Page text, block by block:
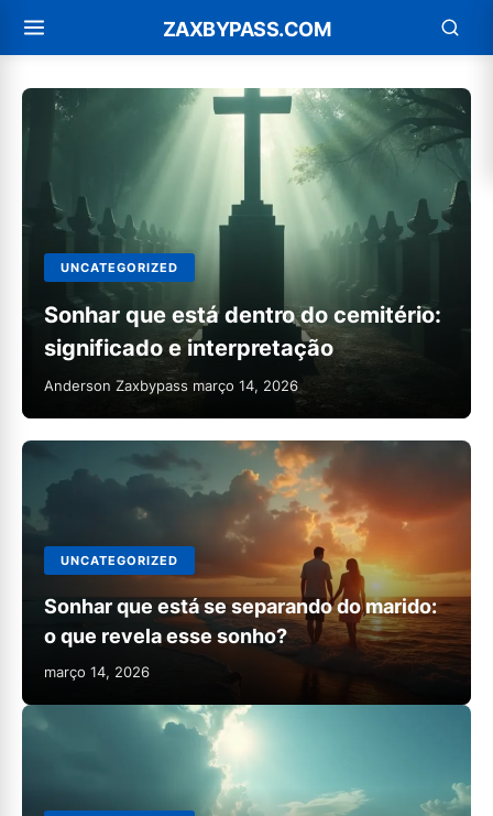
ZAXBYPASS.COM
Destaques
UNCATEGORIZED
Sonhar que está dentro do cemitério:
significado e interpretação
Anderson Zaxbypass março 14, 2026
UNCATEGORIZED
Sonhar que está se separando do marido:
o que revela esse sonho?
março 14, 2026